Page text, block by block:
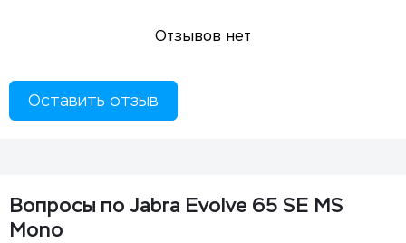
Отзывов нет
Оставить отзыв
Вопросы по Jabra Evolve 65 SE MS
Mono